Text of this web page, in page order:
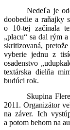
Nedeľa je
doobedie a raňajky
o 10-tej začínala
„placu“ sa dal rým
skritizovaná,
vyberie jednu z
osadenstvo
textárska dielňa
budúci rok.
Skupina
2011. Organizátor
na záver. Ich
a potom behom na